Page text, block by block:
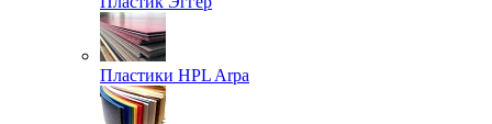
Пластики HPL Arpa